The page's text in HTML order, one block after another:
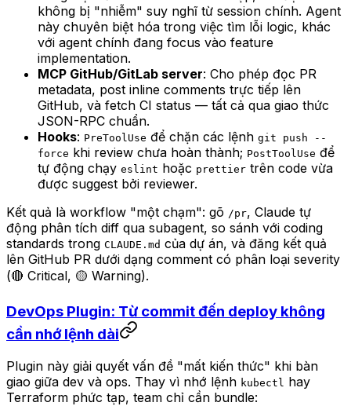
không bị "nhiễm" suy nghĩ từ session chính. Agent
này chuyên biệt hóa trong việc tìm lỗi logic, khác
với agent chính đang focus vào feature
implementation.
MCP GitHub/GitLab server: Cho phép đọc PR
metadata, post inline comments trực tiếp lên
GitHub, và fetch CI status — tất cả qua giao thức
JSON-RPC chuẩn.
Hooks: PreToolUse để chặn các lệnh git push --
force khi review chưa hoàn thành; PostToolUse để
tự động chạy eslint hoặc prettier trên code vừa
được suggest bởi reviewer.
Kết quả là workflow "một chạm": gõ /pr, Claude tự
động phân tích diff qua subagent, so sánh với coding
standards trong CLAUDE.md của dự án, và đăng kết quả
lên GitHub PR dưới dạng comment có phân loại severity
(🔴 Critical, 🟡 Warning).
DevOps Plugin: Từ commit đến deploy không
cần nhớ lệnh dài
Plugin này giải quyết vấn đề "mất kiến thức" khi bàn
giao giữa dev và ops. Thay vì nhớ lệnh kubectl hay
Terraform phức tạp, team chỉ cần bundle: